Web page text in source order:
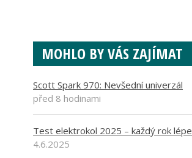
MOHLO BY VÁS ZAJÍMAT
Scott Spark 970: Nevšední univerzál
před 8 hodinami
Test elektrokol 2025 – každý rok lépe
4.6.2025